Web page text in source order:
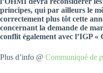
principes, qui par ailleurs le
correctement plus tôt cette
concernant la demande de
conflit également avec l’IGP «
Plus d’info @ Communiqué de